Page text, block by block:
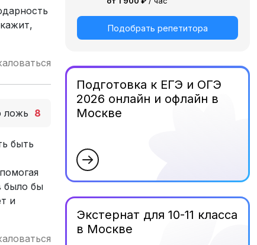
ложь 8
быть
было бы
и
Подобрать репетитора
Подготовка к ЕГЭ и ОГЭ
2026 онлайн и офлайн в
Москве
Экстернат для 10-11 класса
в Москве